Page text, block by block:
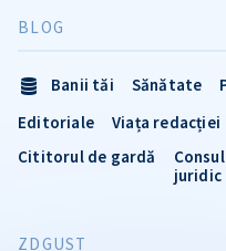
BLOG
Banii tăi Sănătate
Editoriale
Viața redacției
Cititorul de gardă
juridic
ZDGUST